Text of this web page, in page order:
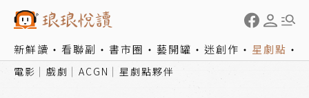
新鮮讀 看聯副 書市圈 藝開罐 迷創作 星劇點
電影 戲劇 ACGN 星劇點夥伴